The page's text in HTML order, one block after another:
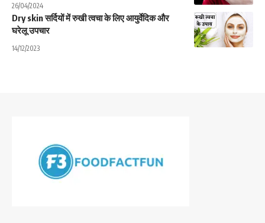
26/04/2024
Dry skin सर्दियों में रुखी त्वचा के लिए आयुर्वेदिक और
घरेलू उपचार
14/12/2023